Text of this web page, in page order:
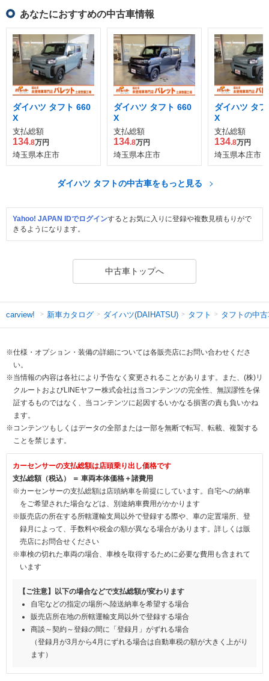
あなたにおすすめの中古車情報
ダイハツ タフト 660
X
支払総額
134.8万円
埼玉県本庄市
ダイハツ タフト 660
X
支払総額
134.8万円
埼玉県本庄市
ダイハツ タ
X
支払総額
134.8万円
埼玉県本庄市
ダイハツ タフトの中古車をもっと見る
Yahoo! JAPAN IDでログインするとお気に入りに登録や複数見積もりがで
きるようになります。
中古車トップへ
carview! 新車カタログ ダイハツ(DAIHATSU) タフト タフトの中
※仕様・オプション・装備の詳細については各販売店にお問い合わせくださ
い。
※当情報の内容は各社により予告なく変更されることがあります。また、(株)リ
クルートおよびLINEヤフー株式会社は当コンテンツの完全性、無誤謬性を保
証するものではなく、当コンテンツに起因するいかなる損害の責も負いかね
ます。
※コンテンツもしくはデータの全部または一部を無断で転写、転載、複製する
ことを禁じます。
カーセンサーの支払総額は店頭乗り出し価格です
支払総額（税込） ＝ 車両本体価格＋諸費用
※カーセンサーの支払総額は店頭納車を前提にしています。自宅への納車
をご希望された場合などは、別途納車費用がかかります
※販売店の所在する所轄運輸支局以外で登録する際や、車の定置場所、登
録月によって、手数料や税金の額が異なる場合があります。詳しくは販
売店にお問合せください
※車検の切れた車両の場合、車検を取得するために必要な費用も含まれて
います
【ご注意】以下の場合などで支払総額が変わります
自宅などの指定の場所へ陸送納車を希望する場合
販売店所在地の所轄運輸支局以外で登録する場合
商談～契約～登録の間に「登録月」がずれる場合
（登録月が3月から4月にずれる場合は自動車税の額が大きく上がり
ます）